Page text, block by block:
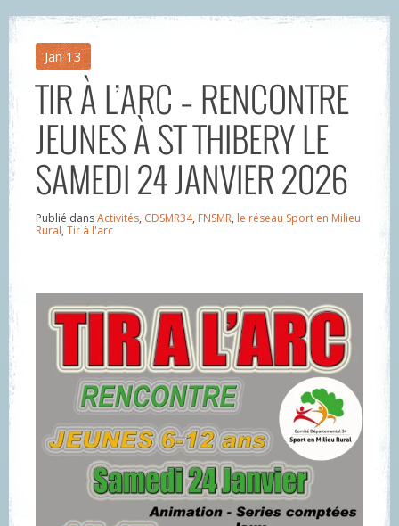
Jan 13
TIR À L’ARC – RENCONTRE
JEUNES À ST THIBERY LE
SAMEDI 24 JANVIER 2026
Publié dansActivités, CDSMR34, FNSMR, le réseau Sport en Milieu
Rural, Tir à l'arc